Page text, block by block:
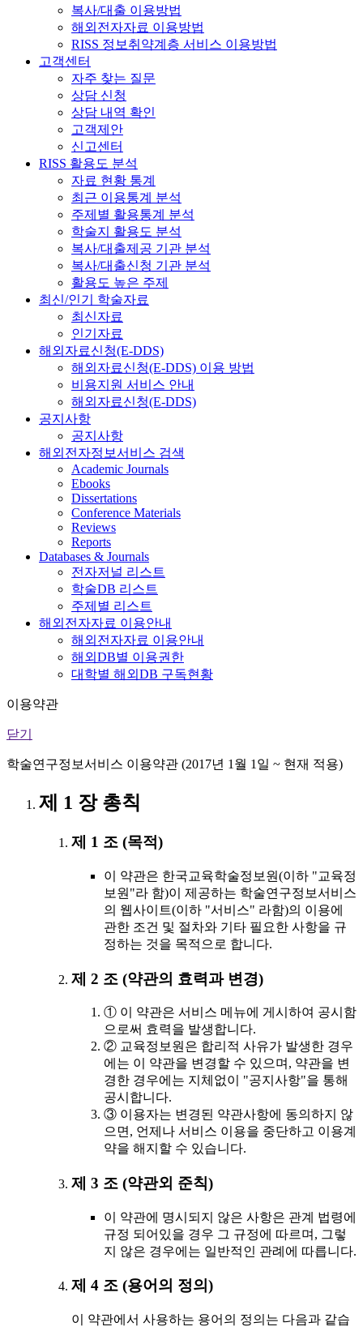
복사/대출 이용방법
해외전자자료 이용방법
RISS 정보취약계층 서비스 이용방법
고객센터
자주 찾는 질문
상담 신청
상담 내역 확인
고객제안
신고센터
RISS 활용도 분석
자료 현황 통계
최근 이용통계 분석
주제별 활용통계 분석
학술지 활용도 분석
복사/대출제공 기관 분석
복사/대출신청 기관 분석
활용도 높은 주제
최신/인기 학술자료
최신자료
인기자료
해외자료신청(E-DDS)
해외자료신청(E-DDS) 이용 방법
비용지원 서비스 안내
해외자료신청(E-DDS)
공지사항
공지사항
해외전자정보서비스 검색
Academic Journals
Ebooks
Dissertations
Conference Materials
Reviews
Reports
Databases & Journals
전자저널 리스트
학술DB 리스트
주제별 리스트
해외전자자료 이용안내
해외전자자료 이용안내
해외DB별 이용권한
대학별 해외DB 구독현황
이용약관
닫기
학술연구정보서비스 이용약관 (2017년 1월 1일 ~ 현재 적용)
제 1 장 총칙
제 1 조 (목적)
이 약관은 한국교육학술정보원(이하 "교육정
보원"라 함)이 제공하는 학술연구정보서비스
의 웹사이트(이하 "서비스" 라함)의 이용에
관한 조건 및 절차와 기타 필요한 사항을 규
정하는 것을 목적으로 합니다.
제 2 조 (약관의 효력과 변경)
① 이 약관은 서비스 메뉴에 게시하여 공시함
으로써 효력을 발생합니다.
② 교육정보원은 합리적 사유가 발생한 경우
에는 이 약관을 변경할 수 있으며, 약관을 변
경한 경우에는 지체없이 "공지사항"을 통해
공시합니다.
③ 이용자는 변경된 약관사항에 동의하지 않
으면, 언제나 서비스 이용을 중단하고 이용계
약을 해지할 수 있습니다.
제 3 조 (약관외 준칙)
이 약관에 명시되지 않은 사항은 관계 법령에
규정 되어있을 경우 그 규정에 따르며, 그렇
지 않은 경우에는 일반적인 관례에 따릅니다.
제 4 조 (용어의 정의)
이 약관에서 사용하는 용어의 정의는 다음과 같습